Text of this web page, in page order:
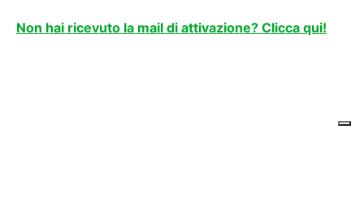
Non hai ricevuto la mail di attivazione? Clicca qui!